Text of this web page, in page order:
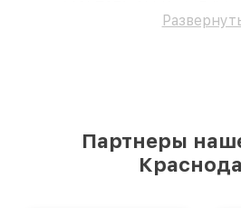
Партнеры